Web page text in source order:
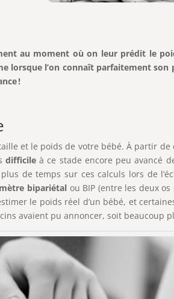
au moment où on leur prédit le
lorsque l’on connaît parfaitement son
!
et le poids de votre bébé. À partir
difficileà ce stade encore peu avancé
de temps sur ces calculs lors de
bipariétalou BIP (entre les deux
le poids réel d’un bébé, et
avaient pu annoncer, soit beaucoup